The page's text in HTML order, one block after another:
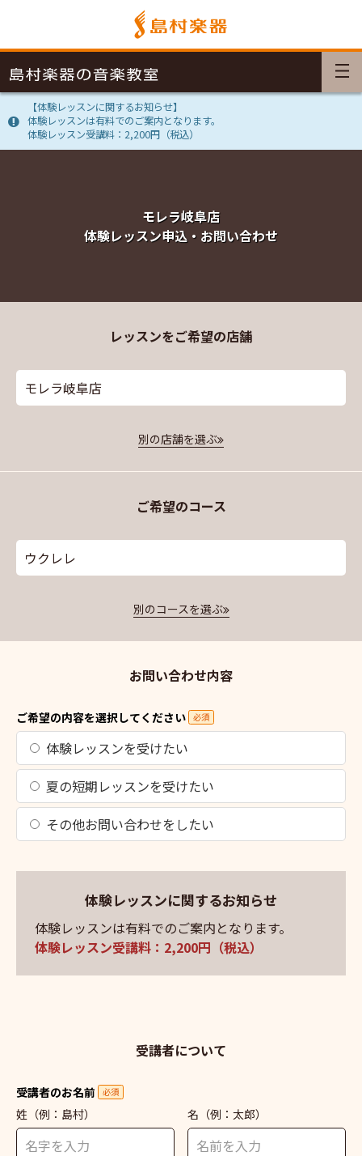
【体験レッスンに関するお知らせ】
体験レッスンは有料でのご案内となります。
体験レッスン受講料：2,200円（税込）
モレラ岐阜店
体験レッスン申込・お問い合わせ
レッスンをご希望の店舗
モレラ岐阜店
別の店舗を選ぶ
ご希望のコース
ウクレレ
別のコースを選ぶ
お問い合わせ内容
ご希望の内容を選択してください 必須
体験レッスンを受けたい
夏の短期レッスンを受けたい
その他お問い合わせをしたい
体験レッスンに関するお知らせ
体験レッスンは有料でのご案内となります。
体験レッスン受講料：2,200円（税込）
受講者について
受講者のお名前 必須
姓 （例：島村） 名 （例：太郎）